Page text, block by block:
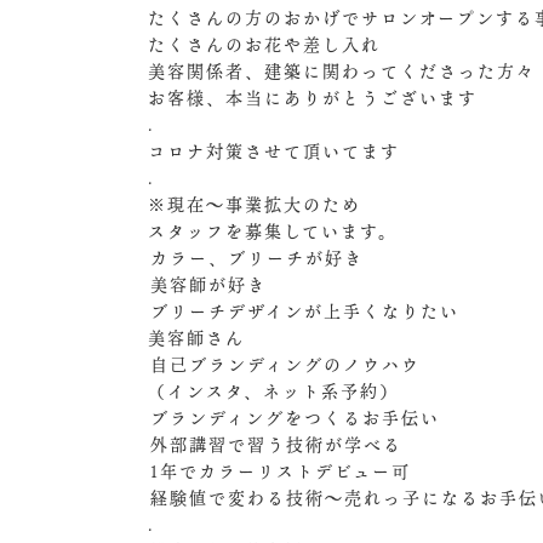
たくさんの方のおかげでサロンオープンする
たくさんのお花や差し入れ
美容関係者、建築に関わってくださった方々
お客様、本当にありがとうございます
.
コロナ対策させて頂いてます
.
※現在〜事業拡大のため
スタッフを募集しています。
︎カラー、ブリーチが好き
︎美容師が好き
︎ブリーチデザインが上手くなりたい
美容師さん
︎自己ブランディングのノウハウ
（インスタ、ネット系予約）
︎ブランディングをつくるお手伝い
︎外部講習で習う技術が学べる
︎1年でカラーリストデビュー可
経験値で変わる技術〜売れっ子になるお手伝
.